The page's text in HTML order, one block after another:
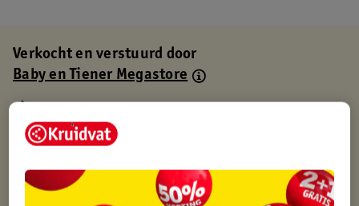
Verkocht en verstuurd door
Baby en Tiener Megastore
Gratis thuisbezorgd
Gratis retourneren via verkooppartner.